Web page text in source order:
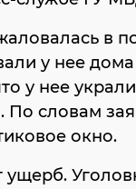
в
у нее дома
у нее
По словам
окно.